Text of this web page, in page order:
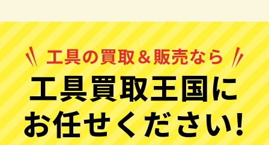
工具買取王国に
お任せください!